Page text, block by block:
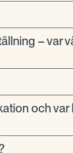
– var
och var